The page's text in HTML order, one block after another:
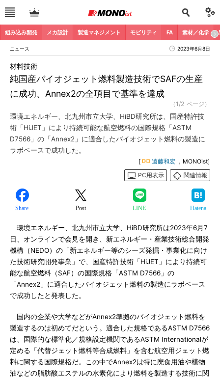
組み込み開発 メカ設計 製造マネジメント モビリティ FA 素材／化学
ニュース 2023年6月8日
純国産バイオジェット燃料製造技術でSAFの生産
に成功、Annex2の全項目で基準を達成
材料技術
（1/2 ページ）
環境エネルギー、北九州市立大学、HiBD研究所は、国産特許技
術「HiJET」により持続可能な航空燃料の国際規格「ASTM
D7566」の「Annex2」に適合したバイオジェット燃料の製造に
ラボベースで成功した。
[ 遠藤和宏 ，MONOist]
PC用表示
関連情報
Share Post LINE Hatena
環境エネルギー、北九州市立大学、HiBD研究所は2023年6月7
日、オンラインで会見を開き、新エネルギー・産業技術総合開発
機構（NEDO）の「新エネルギー等のシーズ発掘・事業化に向け
た技術研究開発事業」で、国産特許技術「HiJET」により持続可
能な航空燃料（SAF）の国際規格「ASTM D7566」の
「Annex2」に適合したバイオジェット燃料の製造にラボベース
で成功したと発表した。
国内の企業や大学などがAnnex2準拠のバイオジェット燃料を
製造するのは初めてだという。適合した規格であるASTM D7566
は、国際的な標準化／規格設定機関であるASTM Internationalが
定める「代替ジェット燃料等合成燃料」を含む航空用ジェット燃
料に関する国際規格だ。この中でAnnex2は特に廃食用油や植物
油などの脂肪酸エステルの水素化により燃料を製造する技術に関